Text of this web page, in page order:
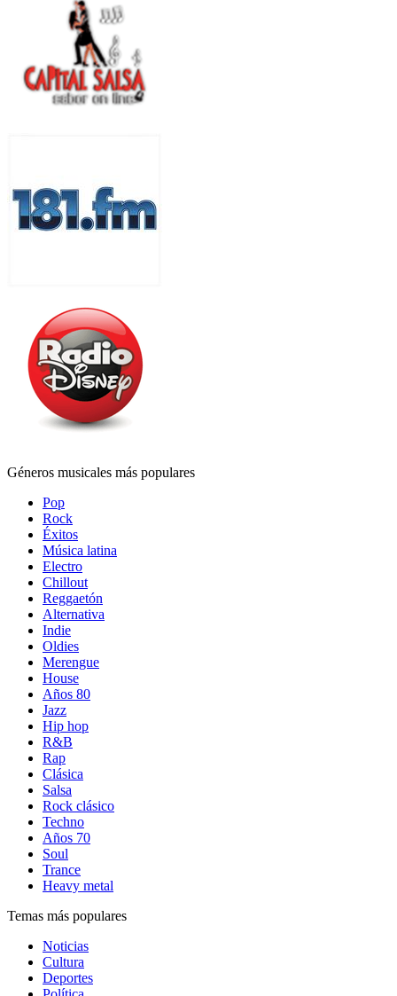
Géneros musicales más populares
Pop
Rock
Éxitos
Música latina
Electro
Chillout
Reggaetón
Alternativa
Indie
Oldies
Merengue
House
Años 80
Jazz
Hip hop
R&B
Rap
Clásica
Salsa
Rock clásico
Techno
Años 70
Soul
Trance
Heavy metal
Temas más populares
Noticias
Cultura
Deportes